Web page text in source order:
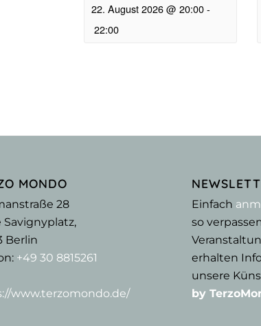
22. August 2026 @ 20:00-
22:00
MONDO
28
Savignyplatz,
Berlin
+49 30 8815261
www.terzomondo.de/
Einfach
so
erhalten
unsere
by